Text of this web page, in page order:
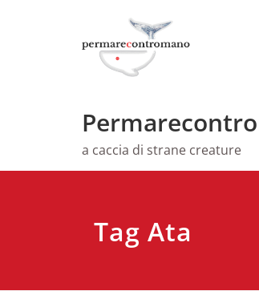
a caccia di strane creature
Tag Ata